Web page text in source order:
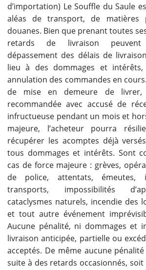
d’importation) Le Souffle du Saule
aléas de transport, de matières
douanes. Bien que prenant toutes
retards de livraison
dépassement des délais de
lieu à des dommages et
annulation des commandes en
de mise en demeure de
recommandée avec accusé de
infructueuse pendant un mois et
majeure, l’acheteur pourra
récupérer les acomptes déjà
tous dommages et intérêts. Sont
cas de force majeure : grèves,
de police, attentats, émeutes,
transports, impossibilités
cataclysmes naturels, incendie des
et tout autre événement
Aucune pénalité, ni dommages et
livraison anticipée, partielle ou
acceptés. De même aucune
suite à des retards occasionnés,